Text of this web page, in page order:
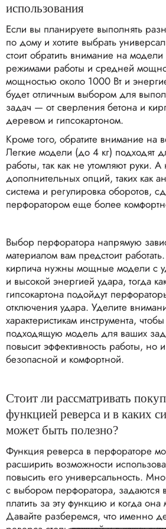
использования
Если вы планируете выполнять
по дому и хотите выбрать
стоит обратить внимание на
режимами работы и средней
мощностью около 1000 Вт и
будет отличным выбором для
задач — от сверления бетона и
деревом и гипсокартоном.
Кроме того, обратите внимание на
Легкие модели (до 4 кг) подходят
работы, так как не утомляют руки. А
дополнительных опций, таких как
система и регулировка оборотов,
перфоратором еще более
Выбор перфоратора напрямую
материалом вам предстоит
кирпича нужны мощные модели с
и высокой энергией удара, тогда
гипсокартона подойдут
отключения удара. Уделите
характеристикам инструмента,
подходящую модель для ваших
повысит эффективность работы, но
безопасной и комфортной.
Стоит ли рассматривать
функцией реверса и в каких
может быть полезно?
Функция реверса в перфораторе
расширить возможности
повысить его универсальность.
с выбором перфоратора, задаются
платить за эту функцию и когда
Давайте разберемся, что именно